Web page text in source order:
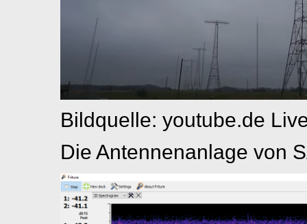
Bildquelle: youtube.de
Die Antennenanlage von